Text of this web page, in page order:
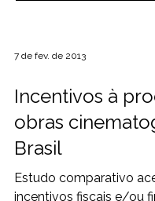
7 de fev. de 2013
Incentivos à
obras
Brasil
Estudo comparativo
incentivos fiscais e/ou